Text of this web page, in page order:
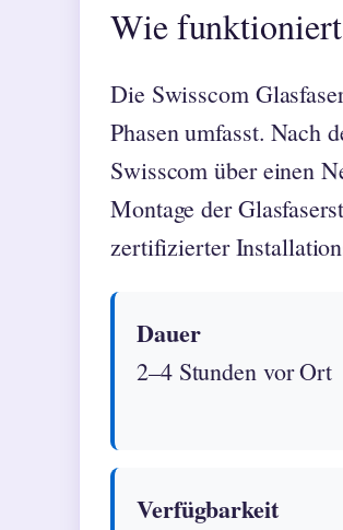
Wie
Die Swisscom
Phasen umfasst. Nach
Swisscom über einen
Montage der
zertifizierter
Dauer
2–4 Stunden vor Ort
Verfügbarkeit